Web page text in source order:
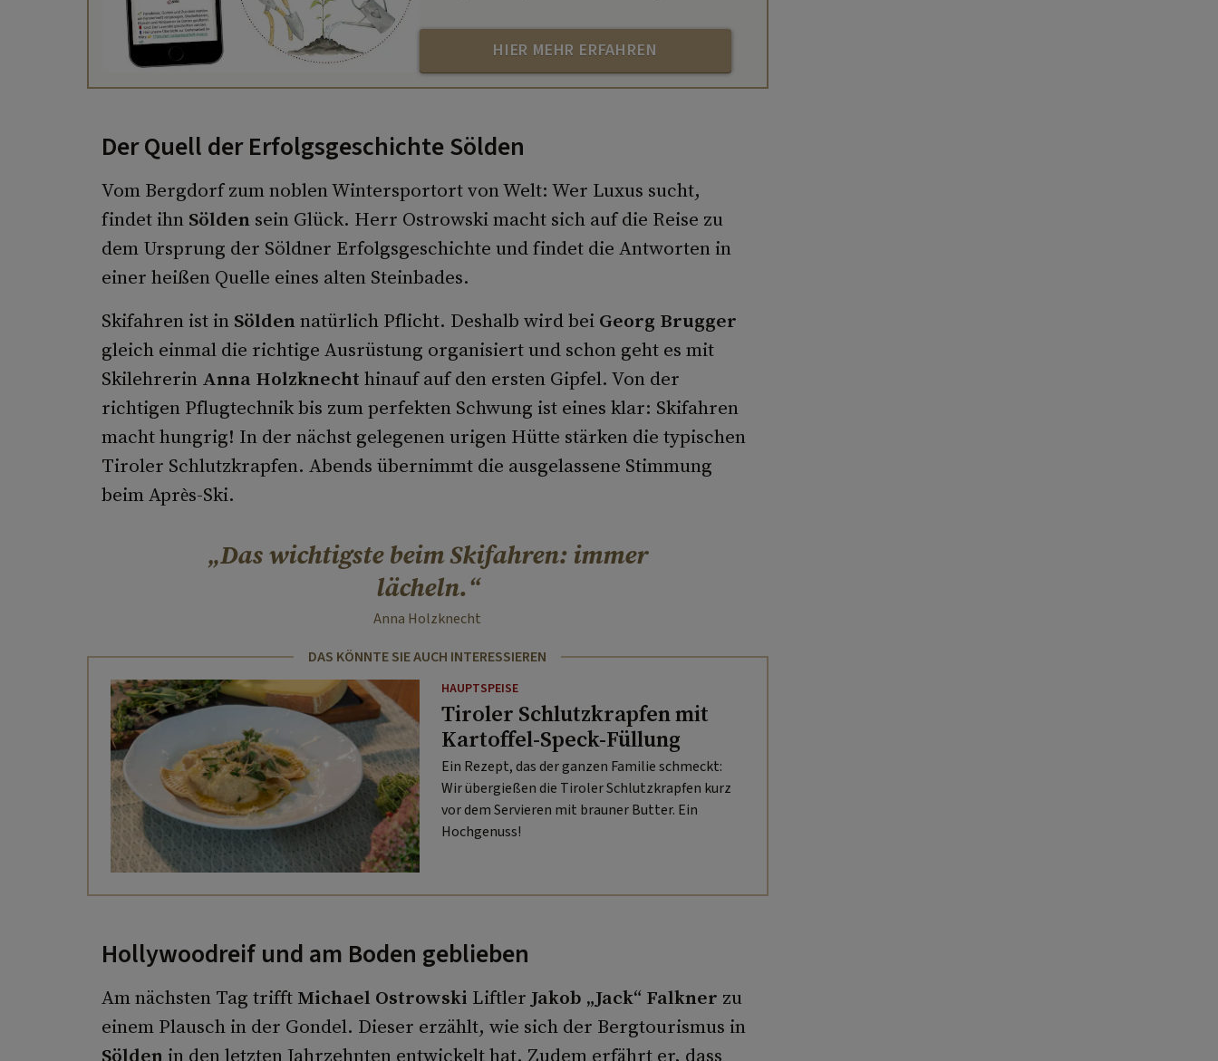
HIER MEHR ERFAHREN
Der Quell der Erfolgsgeschichte Sölden
Vom Bergdorf zum noblen Wintersportort von Welt: Wer Luxus sucht,
findet ihn Sölden sein Glück. Herr Ostrowski macht sich auf die Reise zu
dem Ursprung der Söldner Erfolgsgeschichte und findet die Antworten in
einer heißen Quelle eines alten Steinbades.
Skifahren ist in Söldennatürlich Pflicht. Deshalb wird bei Georg Brugger
gleich einmal die richtige Ausrüstung organisiert und schon geht es mit
Skilehrerin Anna Holzknecht hinauf auf den ersten Gipfel. Von der
richtigen Pflugtechnik bis zum perfekten Schwung ist eines klar: Skifahren
macht hungrig! In der nächst gelegenen urigen Hütte stärken die typischen
Tiroler Schlutzkrapfen. Abends übernimmt die ausgelassene Stimmung
beim Après-Ski.
Das wichtigste beim Skifahren: immer
lächeln.
Anna Holzknecht
DAS KÖNNTE SIE AUCH INTERESSIEREN
HAUPTSPEISE
Tiroler Schlutzkrapfen mit
Kartoffel-Speck-Füllung
Ein Rezept, das der ganzen Familie schmeckt:
Wir übergießen die Tiroler Schlutzkrapfen kurz
vor dem Servieren mit brauner Butter. Ein
Hochgenuss!
Hollywoodreif und am Boden geblieben
Am nächsten Tag trifft Michael Ostrowski Liftler Jakob „Jack“ Falkner zu
einem Plausch in der Gondel. Dieser erzählt, wie sich der Bergtourismus in
Sölden in den letzten Jahrzehnten entwickelt hat. Zudem erfährt er, dass